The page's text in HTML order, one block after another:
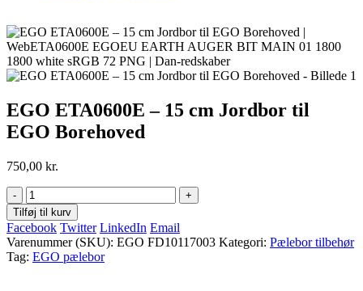
EGO ETA0600E – 15 cm Jordbor til
EGO Borehoved
750,00 kr.
-
+
Tilføj til kurv
Facebook Twitter LinkedIn Email
Varenummer (SKU): EGO FD10117003 Kategori: Pælebor tilbehør
Tag: EGO pælebor